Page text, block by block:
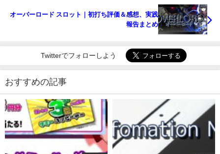
オーバーロード スロット｜初打ち評価＆感想、実践
報告まとめ
Twitterでフォローしよう
おすすめの記事